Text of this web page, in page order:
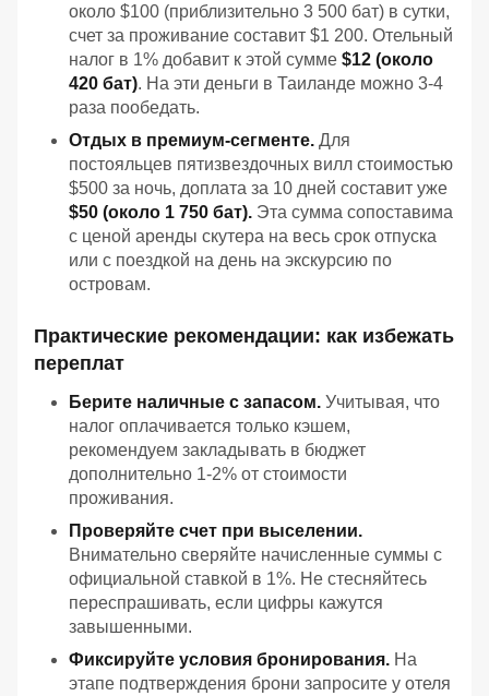
около $100 (приблизительно 3 500 бат) в сутки,
счет за проживание составит $1 200. Отельный
налог в 1% добавит к этой сумме $12 (около
420 бат). На эти деньги в Таиланде можно 3-4
раза пообедать.
Отдых в премиум-сегменте. Для
постояльцев пятизвездочных вилл стоимостью
$500 за ночь, доплата за 10 дней составит уже
$50 (около 1 750 бат). Эта сумма сопоставима
с ценой аренды скутера на весь срок отпуска
или с поездкой на день на экскурсию по
островам.
Практические рекомендации: как избежать
переплат
Берите наличные с запасом. Учитывая, что
налог оплачивается только кэшем,
рекомендуем закладывать в бюджет
дополнительно 1-2% от стоимости
проживания.
Проверяйте счет при выселении.
Внимательно сверяйте начисленные суммы с
официальной ставкой в 1%. Не стесняйтесь
переспрашивать, если цифры кажутся
завышенными.
Фиксируйте условия бронирования. На
этапе подтверждения брони запросите у отеля